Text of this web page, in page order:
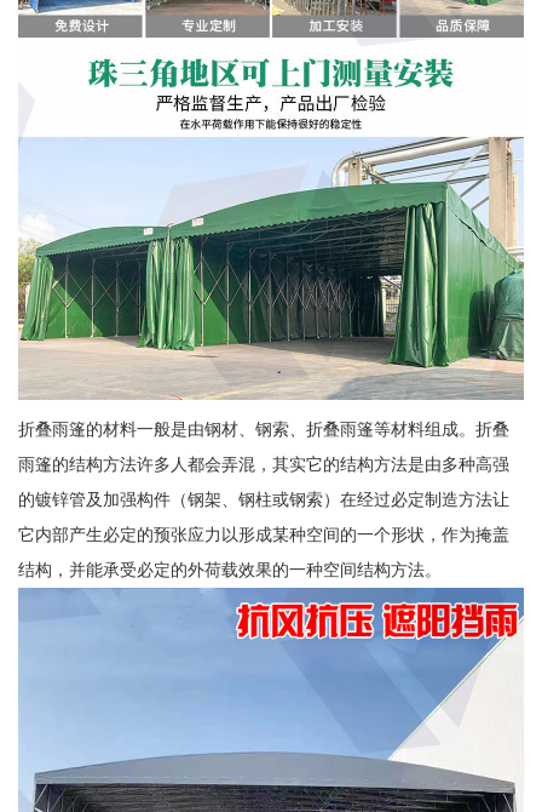
折叠雨篷的材料一般是由钢材、钢索、折叠雨篷等材料组成。折叠
雨篷的结构方法许多人都会弄混，其实它的结构方法是由多种高强
的镀锌管及加强构件（钢架、钢柱或钢索）在经过必定制造方法让
它内部产生必定的预张应力以形成某种空间的一个形状，作为掩盖
结构，并能承受必定的外荷载效果的一种空间结构方法。